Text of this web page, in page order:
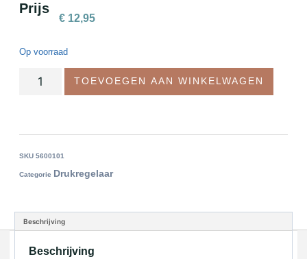
Prijs
€ 12,95
Op voorraad
TOEVOEGEN AAN WINKELWAGEN
SKU 5600101
Categorie Drukregelaar
Beschrijving
Beschrijving